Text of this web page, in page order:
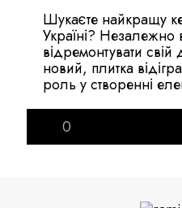
Шукаєте найкращу
Україні? Незалежно
відремонтувати свій
новий, плитка
роль у створенні
0